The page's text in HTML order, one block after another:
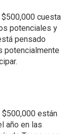
cuesta
potenciales y
pensado
potencialmente
están
año en las